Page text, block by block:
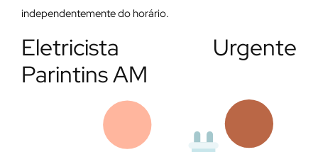
independentemente do horário.
Eletricista Urgente
Parintins AM